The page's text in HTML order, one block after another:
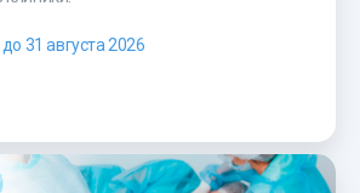
до 31 августа 2026